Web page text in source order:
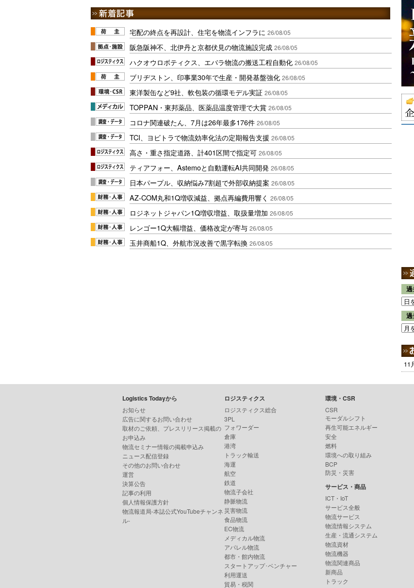
宅配の終点を再設計、住宅を物流インフラに 26/08/05
阪急阪神不、北伊丹と京都伏見の物流施設完成 26/08/05
ハクオウロボティクス、エバラ物流の搬送工程自動化 26/08/05
ブリヂストン、印事業30年で生産・開発基盤強化 26/08/05
東洋製缶など9社、軟包装の循環モデル実証 26/08/05
TOPPAN・東邦薬品、医薬品温度管理で大賞 26/08/05
コロナ関連破たん、7月は26年最多176件 26/08/05
TCI、ヨビトラで物流効率化法の定期報告支援 26/08/05
高さ・重さ指定道路、計401区間で指定可 26/08/05
ティアフォー、Astemoと自動運転AI共同開発 26/08/05
日本パープル、収納悩み7割超で外部収納提案 26/08/05
AZ-COM丸和1Q増収減益、拠点再編費用響く 26/08/05
ロジネットジャパン1Q増収増益、取扱量増加 26/08/05
レンゴー1Q大幅増益、価格改定が寄与 26/08/05
玉井商船1Q、外航市況改善で黒字転換 26/08/05
過
過
11
Logistics Todayから
お知らせ
広告に関するお問い合わせ
取材のご依頼、プレスリリース掲載の
お申込み
物流セミナー情報の掲載申込み
ニュース配信登録
その他のお問い合わせ
運営
決算公告
記事の利用
個人情報保護方針
物流報道局-本誌公式YouTubeチャンネ
ル-
ロジスティクス
ロジスティクス総合
3PL
フォワーダー
倉庫
港湾
トラック輸送
海運
航空
鉄道
物流子会社
静脈物流
災害物流
食品物流
EC物流
メディカル物流
アパレル物流
都市・館内物流
スタートアップ･ベンチャー
利用運送
貿易・税関
環境・CSR
CSR
モーダルシフト
再生可能エネルギー
安全
燃料
環境への取り組み
BCP
防災・災害
サービス・商品
ICT・IoT
サービス全般
物流サービス
物流情報システム
生産・流通システム
物流資材
物流機器
物流関連商品
新商品
トラック